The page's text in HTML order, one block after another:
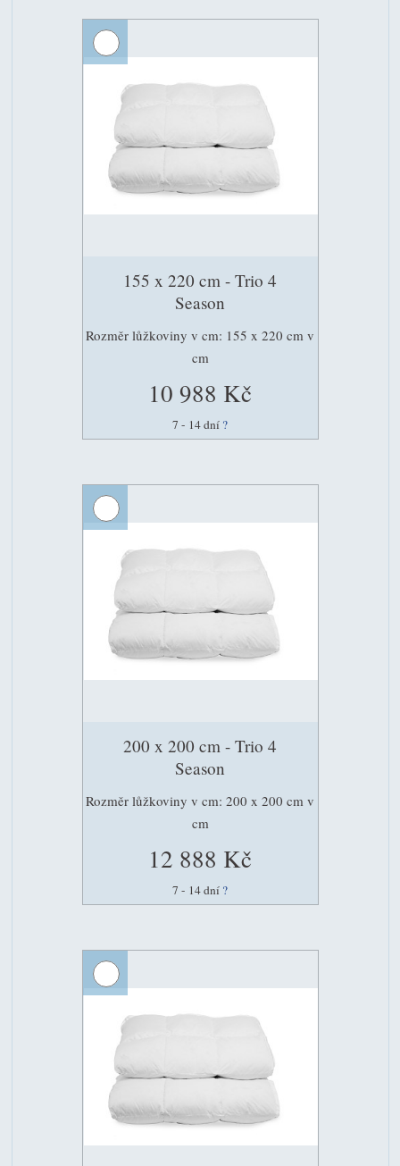
155 x 220 cm - Trio 4
Season
Rozměr lůžkoviny v cm: 155 x 220 cm v
cm
10 988 Kč
7 - 14 dní ?
200 x 200 cm - Trio 4
Season
Rozměr lůžkoviny v cm: 200 x 200 cm v
cm
12 888 Kč
7 - 14 dní ?